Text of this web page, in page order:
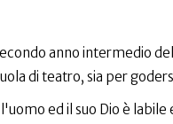
anno intermedio
di teatro, sia per
ed il suo Dio è